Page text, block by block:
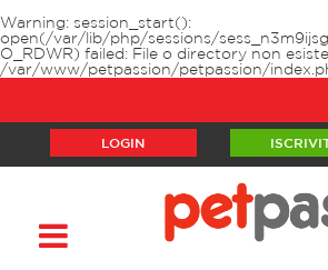
Warning: session_start():
open(/var/lib/php/sessions/
O_RDWR) failed: File o directory non
/var/www/petpassion/petpassion/
LOGIN